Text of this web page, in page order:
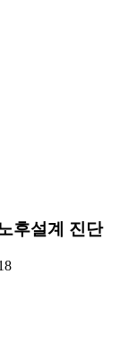
후설계 진단